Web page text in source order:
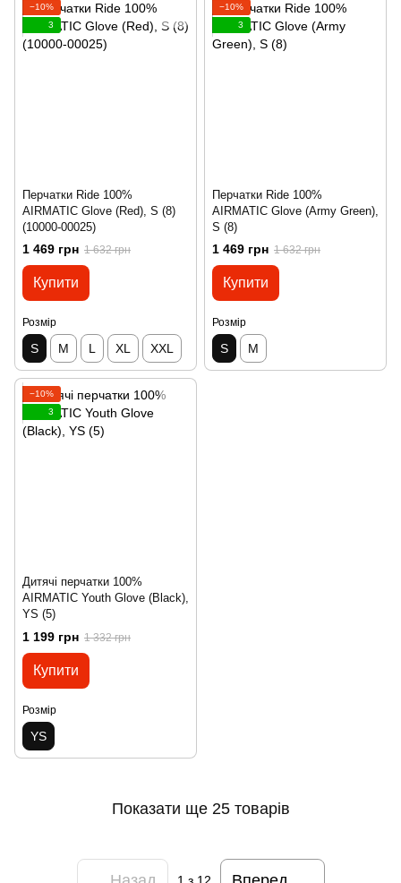
−10%
3
Перчатки Ride 100%
AIRMATIC Glove (Red), S (8)
(10000-00025)
1 469 грн 1 632 грн
Купити
Розмір
S M L XL XXL
−10%
3
Перчатки Ride 100%
AIRMATIC Glove (Army Green),
S (8)
1 469 грн 1 632 грн
Купити
Розмір
S M
−10%
3
Дитячі перчатки 100%
AIRMATIC Youth Glove (Black),
YS (5)
1 199 грн 1 332 грн
Купити
Розмір
YS
Показати ще 25 товарів